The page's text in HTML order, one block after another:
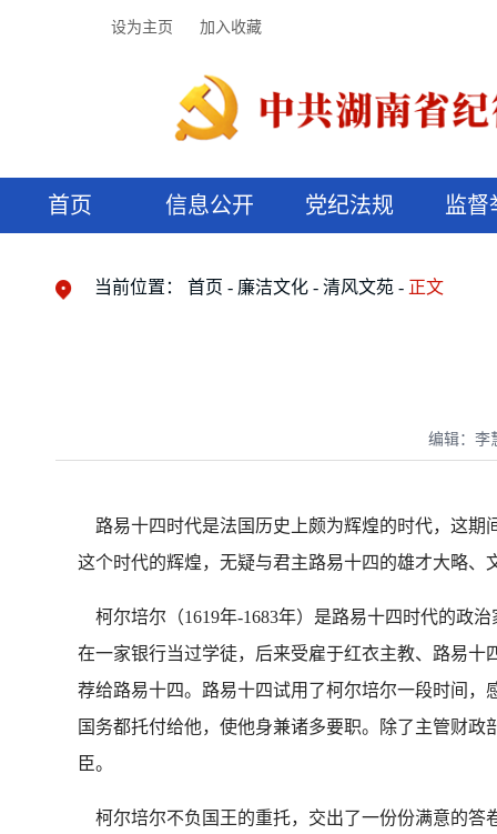
设为主页 加入收藏
首页 信息公开 党纪法规 监督
当前位置： 首页 廉洁文化 清风文苑 正文
编辑：李
路易十四时代是法国历史上颇为辉煌的时代，这期
这个时代的辉煌，无疑与君主路易十四的雄才大略
柯尔培尔（1619年-1683年）是路易十四时代的政
在一家银行当过学徒，后来受雇于红衣主教、路易
荐给路易十四。路易十四试用了柯尔培尔一段时间
国务都托付给他，使他身兼诸多要职。除了主管财
臣。
柯尔培尔不负国王的重托，交出了一份份满意的答